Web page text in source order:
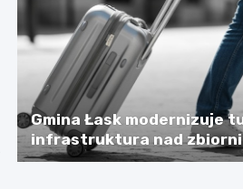
Gmina Łask modernizuje
infrastruktura nad